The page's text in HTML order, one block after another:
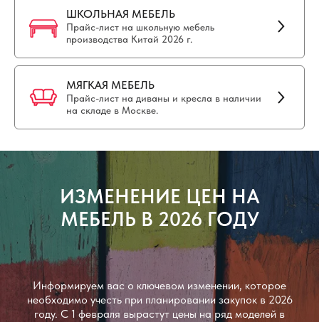
ШКОЛЬНАЯ МЕБЕЛЬ
Прайс-лист на школьную мебель
производства Китай 2026 г.
МЯГКАЯ МЕБЕЛЬ
Прайс-лист на диваны и кресла в наличии
на складе в Москве.
ИЗМЕНЕНИЕ ЦЕН НА
МЕБЕЛЬ В 2026 ГОДУ
Информируем вас о ключевом изменении, которое
необходимо учесть при планировании закупок в 2026
году. С 1 февраля вырастут цены на ряд моделей в